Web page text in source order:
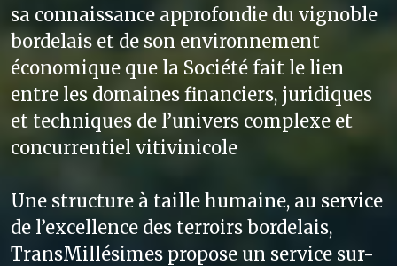
sa connaissance approfondie du vignoble
bordelais et de son environnement
économique que la Société fait le lien
entre les domaines financiers, juridiques
et techniques de l’univers complexe et
concurrentiel vitivinicole
Une structure à taille humaine, au service
de l’excellence des terroirs bordelais,
TransMillésimes propose un service sur-